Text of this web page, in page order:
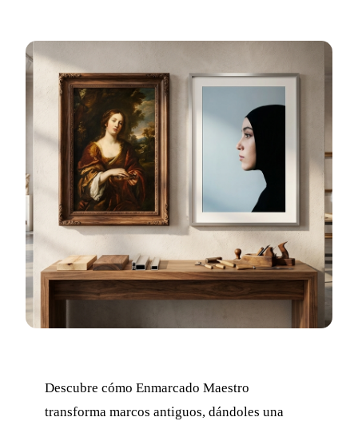
Descubre cómo Enmarcado Maestro
transforma marcos antiguos, dándoles una